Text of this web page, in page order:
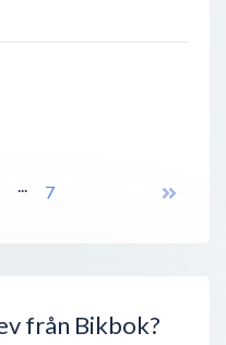
från Bikbok?
... 7